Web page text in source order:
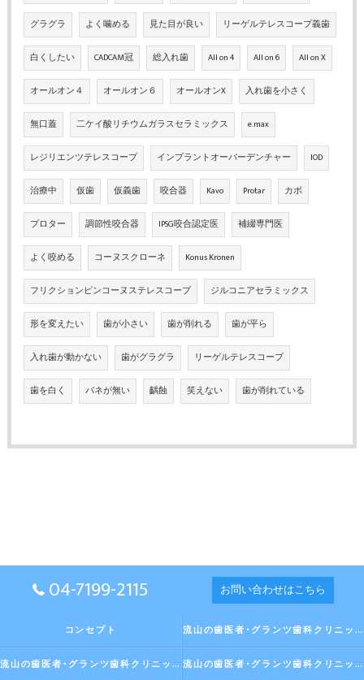
グラグラ よく噛める 見た目が良い リーゲルテレスコープ義歯
白くしたい CADCAM冠 総入れ歯 All on 4 All on 6 All on X
オールオン４ オールオン６ オールオンX 入れ歯を小さく
無口蓋 二ケイ酸リチウムガラスセラミックス e.max
レジリエンツテレスコープ インプラントオーバーデンチャー IOD
治療中 仮歯 仮義歯 咬合器 Kavo Protar カボ
プロター 調節性咬合器 IPSG咬合認定医 補綴専門医
よく咬める コーヌスクローネ Konus Kronen
フリクションピンコーヌステレスコープ ジルコニアセラミックス
形を変えたい 歯が小さい 歯が削れる 歯が平ら
入れ歯が動かない 歯がグラグラ リーゲルテレスコープ
歯を白く バネが無い 齲蝕 笑えない 歯が削れている
04-7199-2115 お問い合わせはこちら
コンセプト 流山の歯医者･グランツ歯科クリニックの口コミ情報
流山の歯医者･グランツ歯科クリニックの評判 流山の歯医者･グランツ歯科クリニックのお客様の声